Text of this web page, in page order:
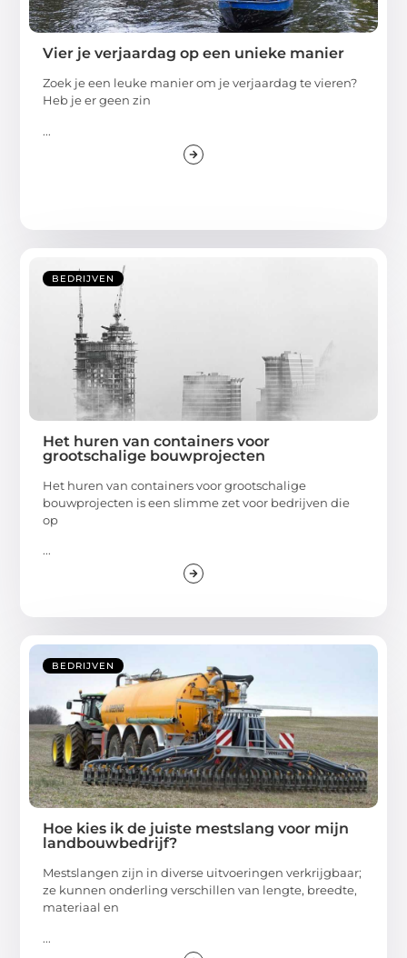
Vier je verjaardag op een unieke manier
Zoek je een leuke manier om je verjaardag te vieren?
Heb je er geen zin
...
BEDRIJVEN
Het huren van containers voor
grootschalige bouwprojecten
Het huren van containers voor grootschalige
bouwprojecten is een slimme zet voor bedrijven die
op
...
BEDRIJVEN
Hoe kies ik de juiste mestslang voor mijn
landbouwbedrijf?
Mestslangen zijn in diverse uitvoeringen verkrijgbaar;
ze kunnen onderling verschillen van lengte, breedte,
materiaal en
...